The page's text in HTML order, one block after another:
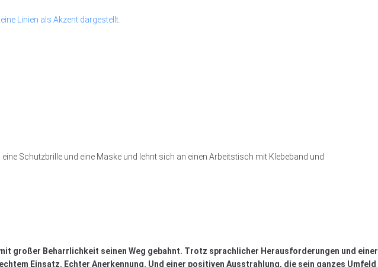
großer Beharrlichkeit seinen Weg gebahnt. Trotz sprachlicher Herausforderungen und einer
Einsatz. Echter Anerkennung. Und einer positiven Ausstrahlung, die sein ganzes Umfeld